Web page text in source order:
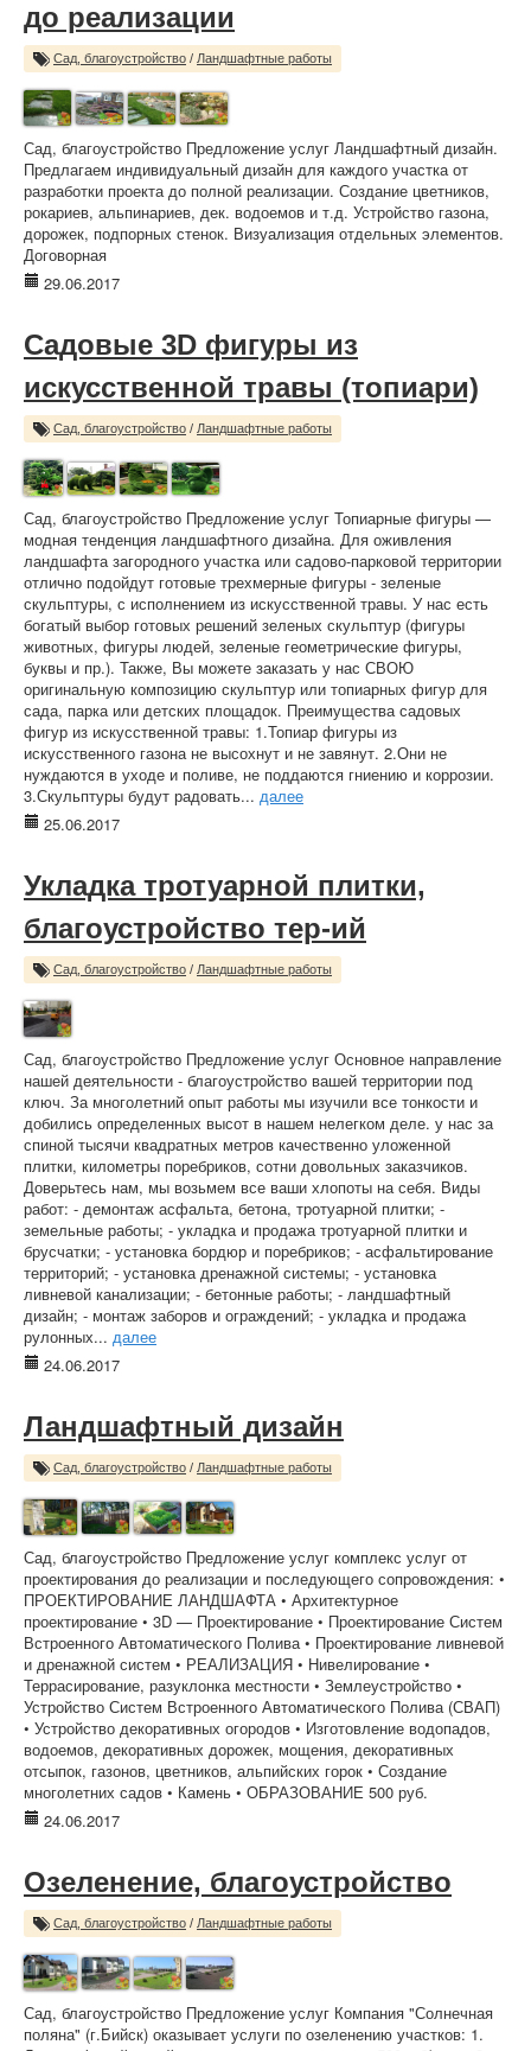
до реализации
Сад, благоустройство / Ландшафтные работы
Сад, благоустройство Предложение услуг Ландшафтный дизайн.
Предлагаем индивидуальный дизайн для каждого участка от
разработки проекта до полной реализации. Создание цветников,
рокариев, альпинариев, дек. водоемов и т.д. Устройство газона,
дорожек, подпорных стенок. Визуализация отдельных элементов.
Договорная
29.06.2017
Садовые 3D фигуры из
искусственной травы (топиари)
Сад, благоустройство / Ландшафтные работы
Сад, благоустройство Предложение услуг Топиарные фигуры —
модная тенденция ландшафтного дизайна. Для оживления
ландшафта загородного участка или садово-парковой территории
отлично подойдут готовые трехмерные фигуры - зеленые
скульптуры, с исполнением из искусственной травы. У нас есть
богатый выбор готовых решений зеленых скульптур (фигуры
животных, фигуры людей, зеленые геометрические фигуры,
буквы и пр.). Также, Вы можете заказать у нас СВОЮ
оригинальную композицию скульптур или топиарных фигур для
сада, парка или детских площадок. Преимущества садовых
фигур из искусственной травы: 1.Топиар фигуры из
искусственного газона не высохнут и не завянут. 2.Они не
нуждаются в уходе и поливе, не поддаются гниению и коррозии.
3.Скульптуры будут радовать... далее
25.06.2017
Укладка тротуарной плитки,
благоустройство тер-ий
Сад, благоустройство / Ландшафтные работы
Сад, благоустройство Предложение услуг Основное направление
нашей деятельности - благоустройство вашей территории под
ключ. За многолетний опыт работы мы изучили все тонкости и
добились определенных высот в нашем нелегком деле. у нас за
спиной тысячи квадратных метров качественно уложенной
плитки, километры поребриков, сотни довольных заказчиков.
Доверьтесь нам, мы возьмем все ваши хлопоты на себя. Виды
работ: - демонтаж асфальта, бетона, тротуарной плитки; -
земельные работы; - укладка и продажа тротуарной плитки и
брусчатки; - установка бордюр и поребриков; - асфальтирование
территорий; - установка дренажной системы; - установка
ливневой канализации; - бетонные работы; - ландшафтный
дизайн; - монтаж заборов и ограждений; - укладка и продажа
рулонных... далее
24.06.2017
Ландшафтный дизайн
Сад, благоустройство / Ландшафтные работы
Сад, благоустройство Предложение услуг комплекс услуг от
проектирования до реализации и последующего сопровождения: •
ПРОЕКТИРОВАНИЕ ЛАНДШАФТА • Архитектурное
проектирование • 3D — Проектирование • Проектирование Систем
Встроенного Автоматического Полива • Проектирование ливневой
и дренажной систем • РЕАЛИЗАЦИЯ • Нивелирование •
Террасирование, разуклонка местности • Землеустройство •
Устройство Систем Встроенного Автоматического Полива (СВАП)
• Устройство декоративных огородов • Изготовление водопадов,
водоемов, декоративных дорожек, мощения, декоративных
отсыпок, газонов, цветников, альпийских горок • Создание
многолетних садов • Камень • ОБРАЗОВАНИЕ 500 руб.
24.06.2017
Озеленение, благоустройство
Сад, благоустройство / Ландшафтные работы
Сад, благоустройство Предложение услуг Компания "Солнечная
поляна" (г.Бийск) оказывает услуги по озеленению участков: 1.